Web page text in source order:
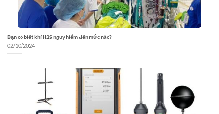
Bạn có biết khí H2S nguy hiểm đến mức nào?
02/10/2024